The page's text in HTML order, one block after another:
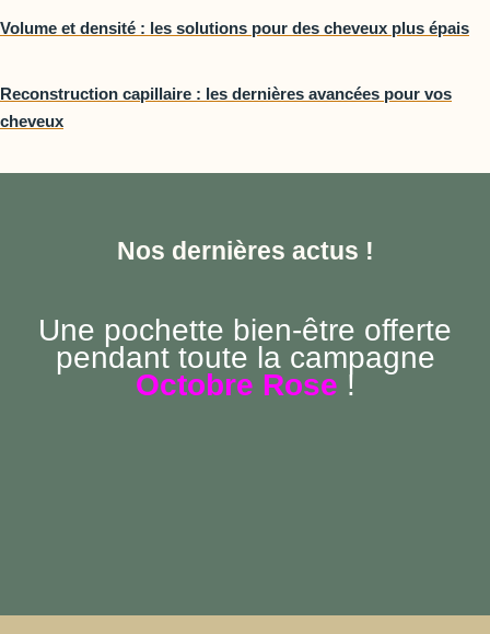
Volume et densité : les solutions pour des cheveux plus épais
Reconstruction capillaire : les dernières avancées pour vos
cheveux
Nos dernières actus !
Une pochette bien-être offerte
pendant toute la campagne
Octobre Rose !